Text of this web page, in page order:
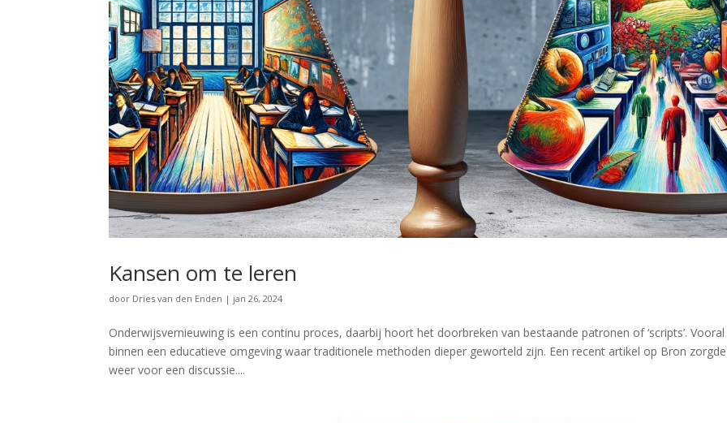
Kansen om te leren
door Dries van den Enden | jan 26, 2024
Onderwijsvernieuwing is een continu proces, daarbij hoort het doorbreken van bestaande patronen of ‘scripts’. Vooral
binnen een educatieve omgeving waar traditionele methoden dieper geworteld zijn. Een recent artikel op Bron zorgde
weer voor een discussie....